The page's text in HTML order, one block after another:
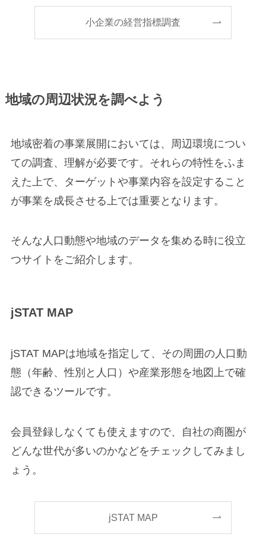
小企業の経営指標調査
地域の周辺状況を調べよう
地域密着の事業展開においては、周辺環境につい
ての調査、理解が必要です。それらの特性をふま
えた上で、ターゲットや事業内容を設定すること
が事業を成長させる上では重要となります。
そんな人口動態や地域のデータを集める時に役立
つサイトをご紹介します。
jSTAT MAP
jSTAT MAPは地域を指定して、その周囲の人口動
態（年齢、性別と人口）や産業形態を地図上で確
認できるツールです。
会員登録しなくても使えますので、自社の商圏が
どんな世代が多いのかなどをチェックしてみまし
ょう。
jSTAT MAP